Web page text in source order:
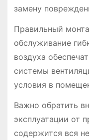
замену
Правильный
обслуживание
воздуха
системы
условия в
Важно обратить
эксплуатации от
содержится вся